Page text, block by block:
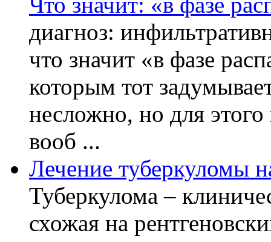
диагноз:
что значит «в фазе
которым тот
несложно, но для
вооб ...
Лечение туберкуломы
Туберкулома –
схожая на